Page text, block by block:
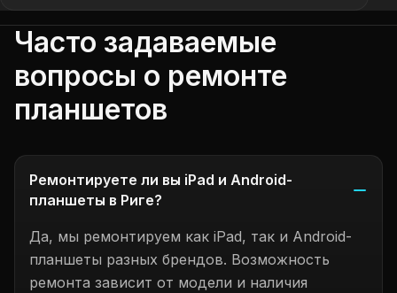
Часто задаваемые
вопросы о ремонте
планшетов
Ремонтируете ли вы iPad и Android-
планшеты в Риге?
Да, мы ремонтируем как iPad, так и Android-
планшеты разных брендов. Возможность
ремонта зависит от модели и наличия